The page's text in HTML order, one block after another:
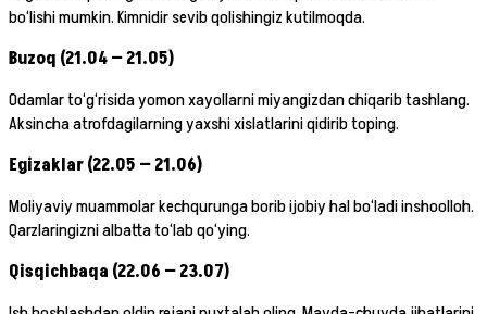
bo‘lishi mumkin. Kimnidir sevib qolishingiz kutilmoqda.
Buzoq (21.04 — 21.05)
Odamlar to‘g‘risida yomon xayollarni miyangizdan chiqarib tashlang.
Aksincha atrofdagilarning yaxshi xislatlarini qidirib toping.
Egizaklar (22.05 — 21.06)
Moliyaviy muammolar kechqurunga borib ijobiy hal bo‘ladi inshoolloh.
Qarzlaringizni albatta to‘lab qo‘ying.
Qisqichbaqa (22.06 — 23.07)